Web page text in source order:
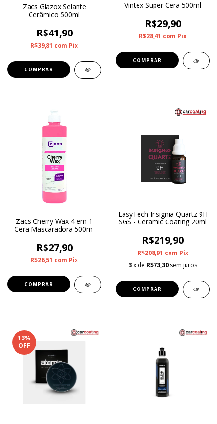
Zacs Glazox Selante
Cerâmico 500ml
R$41,90
R$39,81 com Pix
Vintex Super Cera 500ml
R$29,90
R$28,41 com Pix
Zacs Cherry Wax 4 em 1
Cera Mascaradora 500ml
R$27,90
R$26,51 com Pix
EasyTech Insignia Quartz 9H
SGS - Ceramic Coating 20ml
R$219,90
R$208,91 com Pix
3x de R$73,30 sem juros
13%
OFF